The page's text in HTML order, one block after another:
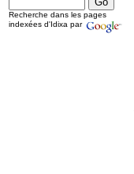
Recherche dans les pages
indexées d'Idixa par